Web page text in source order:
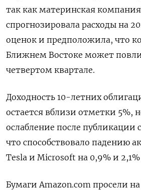
так как материнская
спрогнозировала расходы на
оценок и предположила, что
Ближнем Востоке может
четвертом квартале.
Доходность 10-летних
остается вблизи отметки 5%,
ослабление после
что способствовало падению
Tesla и Microsoft на 0,9% и
Бумаги Amazon.com просели